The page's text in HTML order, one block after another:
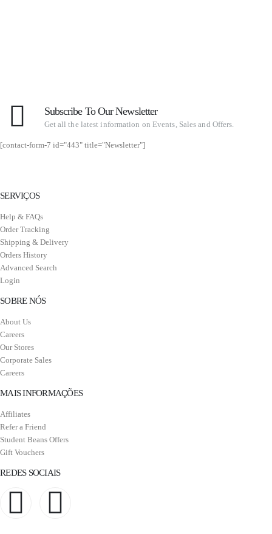
Subscribe To Our Newsletter
Get all the latest information on Events, Sales and Offers.
[contact-form-7 id="443" title="Newsletter"]
SERVIÇOS
Help & FAQs
Order Tracking
Shipping & Delivery
Orders History
Advanced Search
Login
SOBRE NÓS
About Us
Careers
Our Stores
Corporate Sales
Careers
MAIS INFORMAÇÕES
Affiliates
Refer a Friend
Student Beans Offers
Gift Vouchers
REDES SOCIAIS